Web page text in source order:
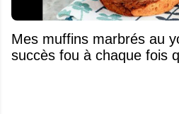
Mes muffins marbrés au
succès fou à chaque fois